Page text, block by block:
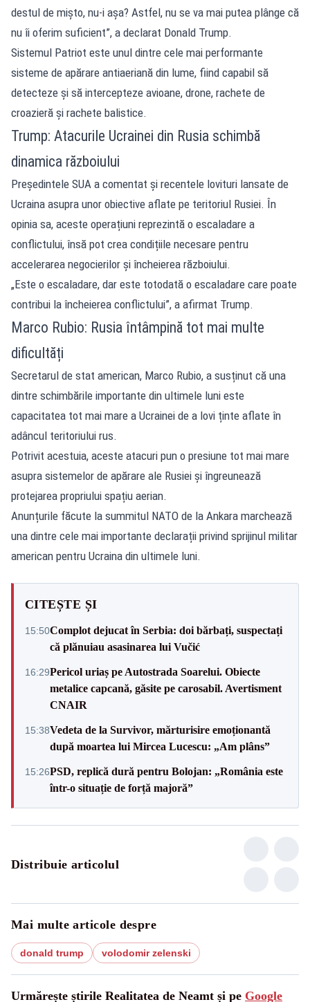
destul de mișto, nu-i așa? Astfel, nu se va mai putea plânge că
nu îi oferim suficient”, a declarat Donald Trump.
Sistemul Patriot este unul dintre cele mai performante
sisteme de apărare antiaeriană din lume, fiind capabil să
detecteze și să intercepteze avioane, drone, rachete de
croazieră și rachete balistice.
Trump: Atacurile Ucrainei din Rusia schimbă
dinamica războiului
Președintele SUA a comentat și recentele lovituri lansate de
Ucraina asupra unor obiective aflate pe teritoriul Rusiei. În
opinia sa, aceste operațiuni reprezintă o escaladare a
conflictului, însă pot crea condițiile necesare pentru
accelerarea negocierilor și încheierea războiului.
„Este o escaladare, dar este totodată o escaladare care poate
contribui la încheierea conflictului”, a afirmat Trump.
Marco Rubio: Rusia întâmpină tot mai multe
dificultăți
Secretarul de stat american, Marco Rubio, a susținut că una
dintre schimbările importante din ultimele luni este
capacitatea tot mai mare a Ucrainei de a lovi ținte aflate în
adâncul teritoriului rus.
Potrivit acestuia, aceste atacuri pun o presiune tot mai mare
asupra sistemelor de apărare ale Rusiei și îngreunează
protejarea propriului spațiu aerian.
Anunțurile făcute la summitul NATO de la Ankara marchează
una dintre cele mai importante declarații privind sprijinul militar
american pentru Ucraina din ultimele luni.
CITEȘTE ȘI
15:50Complot dejucat în Serbia: doi bărbați, suspectați
că plănuiau asasinarea lui Vučić
16:29Pericol uriaș pe Autostrada Soarelui. Obiecte
metalice capcană, găsite pe carosabil. Avertisment
CNAIR
15:38Vedeta de la Survivor, mărturisire emoționantă
după moartea lui Mircea Lucescu: „Am plâns”
15:26PSD, replică dură pentru Bolojan: „România este
într-o situație de forță majoră”
Distribuie articolul
Mai multe articole despre
donald trump volodomir zelenski
Urmărește știrile Realitatea de Neamt și pe Google